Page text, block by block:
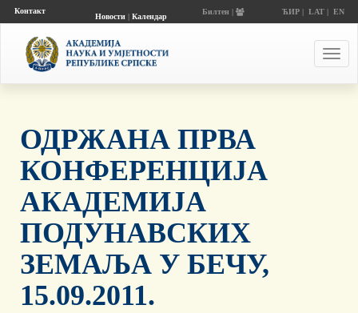
Контакт
Новости| Календар
Билтен | ЋИР| LAT| EN
ОДРЖАНА ПРВА
КОНФЕРЕНЦИЈА
АКАДЕМИЈА
ПОДУНАВСКИХ
ЗЕМАЉА У БЕЧУ,
15.09.2011.